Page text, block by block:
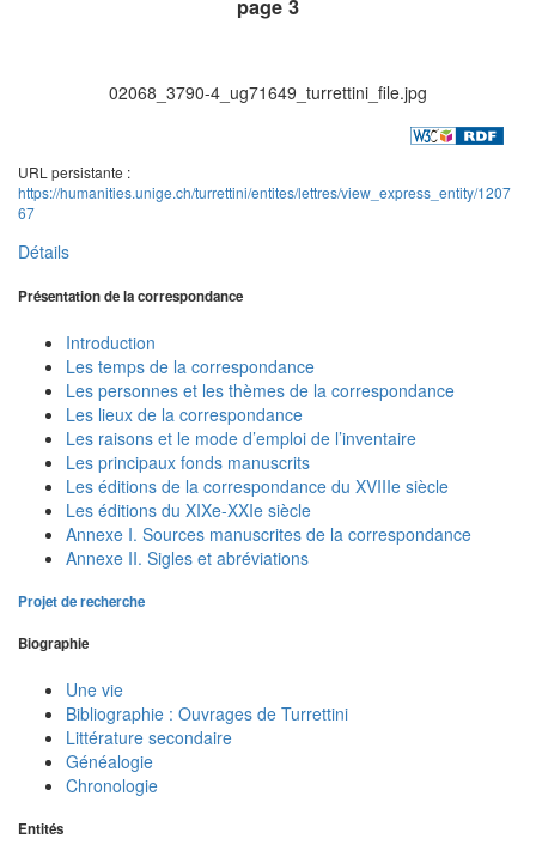
page 3
02068_3790-4_ug71649_turrettini_file.jpg
URL persistante :
https://humanities.unige.ch/turrettini/entites/lettres/view_express_entity/1207
67
Détails
Présentation de la correspondance
Introduction
Les temps de la correspondance
Les personnes et les thèmes de la correspondance
Les lieux de la correspondance
Les raisons et le mode d’emploi de l’inventaire
Les principaux fonds manuscrits
Les éditions de la correspondance du XVIIIe siècle
Les éditions du XIXe-XXIe siècle
Annexe I. Sources manuscrites de la correspondance
Annexe II. Sigles et abréviations
Projet de recherche
Biographie
Une vie
Bibliographie : Ouvrages de Turrettini
Littérature secondaire
Généalogie
Chronologie
Entités